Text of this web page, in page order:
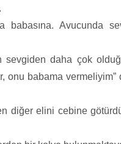
babasına. Avucunda
sevgiden daha çok
onu babama vermeliyim”
diğer elini cebine